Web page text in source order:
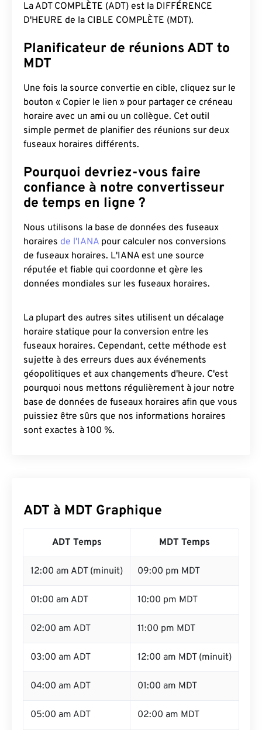
La ADT COMPLÈTE (ADT) est la DIFFÉRENCE
D'HEURE de la CIBLE COMPLÈTE (MDT).
Planificateur de réunions ADT to
MDT
Une fois la source convertie en cible, cliquez sur le
bouton « Copier le lien » pour partager ce créneau
horaire avec un ami ou un collègue. Cet outil
simple permet de planifier des réunions sur deux
fuseaux horaires différents.
Pourquoi devriez-vous faire
confiance à notre convertisseur
de temps en ligne ?
Nous utilisons la base de données des fuseaux
horaires de l'IANA pour calculer nos conversions
de fuseaux horaires. L'IANA est une source
réputée et fiable qui coordonne et gère les
données mondiales sur les fuseaux horaires.
La plupart des autres sites utilisent un décalage
horaire statique pour la conversion entre les
fuseaux horaires. Cependant, cette méthode est
sujette à des erreurs dues aux événements
géopolitiques et aux changements d'heure. C'est
pourquoi nous mettons régulièrement à jour notre
base de données de fuseaux horaires afin que vous
puissiez être sûrs que nos informations horaires
sont exactes à 100 %.
ADT à MDT Graphique
ADT Temps MDT Temps
12:00 am ADT (minuit) 09:00 pm MDT
01:00 am ADT 10:00 pm MDT
02:00 am ADT 11:00 pm MDT
03:00 am ADT 12:00 am MDT (minuit)
04:00 am ADT 01:00 am MDT
05:00 am ADT 02:00 am MDT